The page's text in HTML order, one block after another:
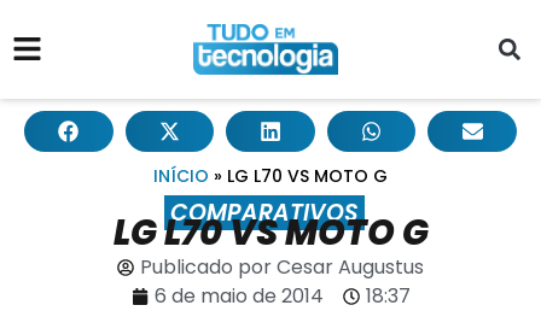
INÍCIO » LG L70 VS MOTO G
COMPARATIVOS
LG L70 VS MOTO G
Publicado porCesar Augustus
6 de maio de 2014
18:37